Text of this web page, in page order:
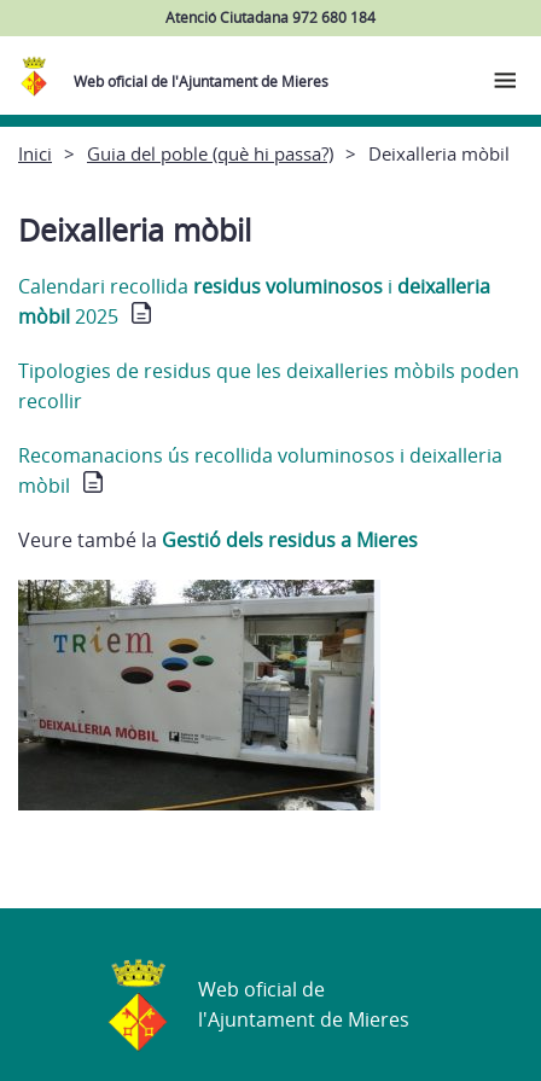
Atenció Ciutadana 972 680 184
Web oficial de l'Ajuntament de Mieres
Inici Guia del poble (què hi passa?) Deixalleria mòbil
Deixalleria mòbil
Calendari recollida residus voluminosos i deixalleria
mòbil2025
Tipologies de residus que les deixalleries mòbils poden
recollir
Recomanacions ús recollida voluminosos i deixalleria
mòbil
Veure també la Gestió dels residus a Mieres
Web oficial de
l'Ajuntament de Mieres